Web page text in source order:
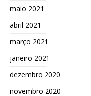
maio 2021
abril 2021
março 2021
janeiro 2021
dezembro 2020
novembro 2020